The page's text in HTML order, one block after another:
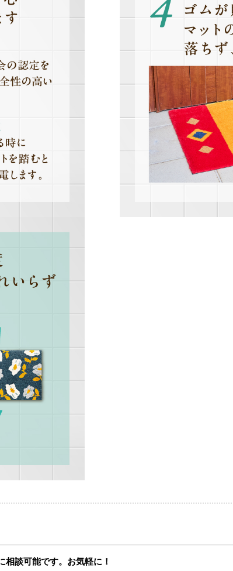
談可能です。お気軽に！